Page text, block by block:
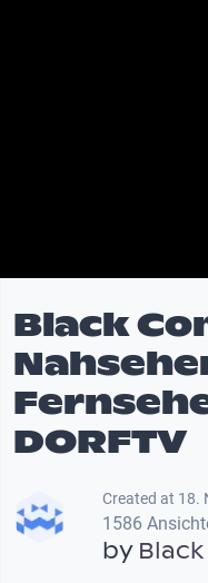
Black
DORFTV
Created at 18.
1586
by